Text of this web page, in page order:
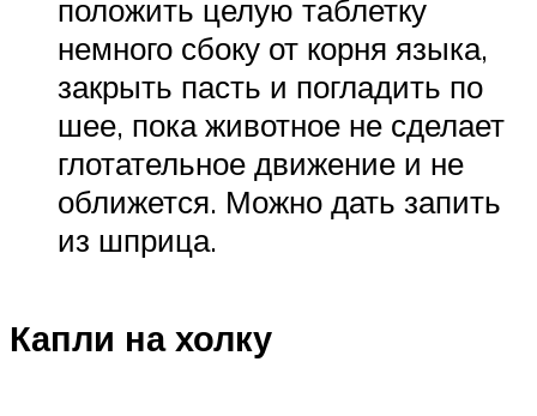
положить целую таблетку
немного сбоку от корня языка,
закрыть пасть и погладить по
шее, пока животное не сделает
глотательное движение и не
оближется. Можно дать запить
из шприца.
Капли на холку